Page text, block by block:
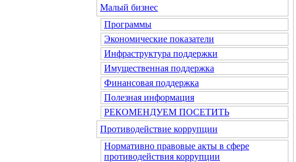
Малый бизнес
Программы
Экономические показатели
Инфраструктура поддержки
Имущественная поддержка
Финансовая поддержка
Полезная информация
РЕКОМЕНДУЕМ ПОСЕТИТЬ
Противодействие коррупции
Нормативно правовые акты в сфере
противодействия коррупции